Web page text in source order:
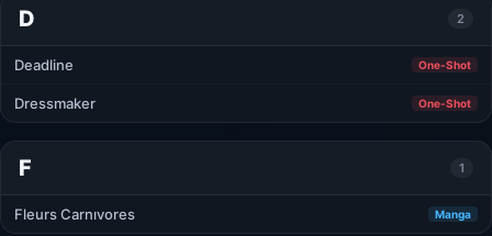
D 2
Deadline One-Shot
Dressmaker One-Shot
F 1
Fleurs Carnıvores Manga